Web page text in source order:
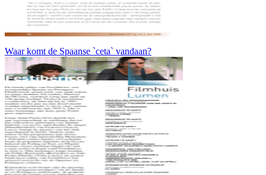
Waar komt de Spaanse `ceta` vandaan?